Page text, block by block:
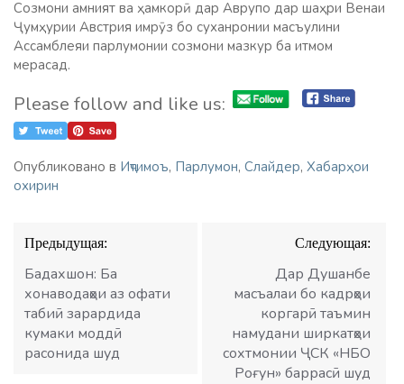
Созмони амният ва ҳамкорӣ дар Аврупо дар шаҳри Венаи
Ҷумҳурии Австрия имрӯз бо суханронии масъулини
Ассамблеяи парлумонии созмони мазкур ба итмом
мерасад.
Please follow and like us:
Опубликовано в Иҷтимоъ, Парлумон, Слайдер, Хабарҳои
охирин
Навигация
по
записям
Предыдущая:
Бадахшон: Ба
хонаводаҳои аз офати
табиӣ зарардида
кумаки моддӣ
расонида шуд
Следующая:
Дар Душанбе
масъалаи бо кадрҳои
коргарӣ таъмин
намудани ширкатҳои
сохтмонии ҶСК «НБО
Роғун» баррасӣ шуд